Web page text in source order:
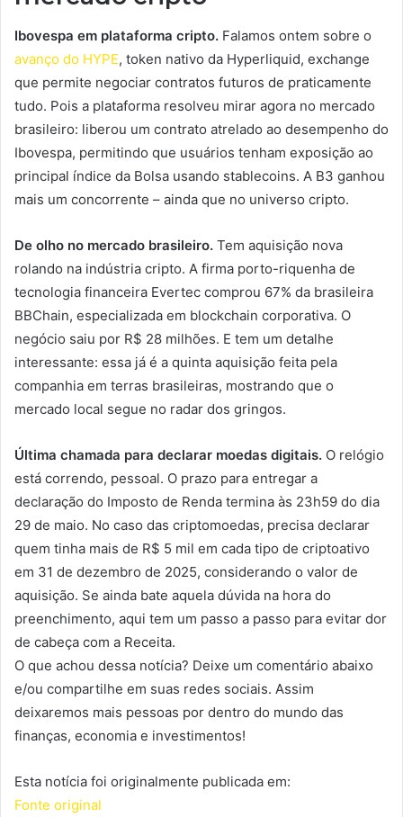
Ibovespa em plataforma cripto. Falamos ontem sobre o
avanço do HYPE, token nativo da Hyperliquid, exchange
que permite negociar contratos futuros de praticamente
tudo. Pois a plataforma resolveu mirar agora no mercado
brasileiro: liberou um contrato atrelado ao desempenho do
Ibovespa, permitindo que usuários tenham exposição ao
principal índice da Bolsa usando stablecoins. A B3 ganhou
mais um concorrente – ainda que no universo cripto.
De olho no mercado brasileiro. Tem aquisição nova
rolando na indústria cripto. A firma porto-riquenha de
tecnologia financeira Evertec comprou 67% da brasileira
BBChain, especializada em blockchain corporativa. O
negócio saiu por R$ 28 milhões. E tem um detalhe
interessante: essa já é a quinta aquisição feita pela
companhia em terras brasileiras, mostrando que o
mercado local segue no radar dos gringos.
Última chamada para declarar moedas digitais. O relógio
está correndo, pessoal. O prazo para entregar a
declaração do Imposto de Renda termina às 23h59 do dia
29 de maio. No caso das criptomoedas, precisa declarar
quem tinha mais de R$ 5 mil em cada tipo de criptoativo
em 31 de dezembro de 2025, considerando o valor de
aquisição. Se ainda bate aquela dúvida na hora do
preenchimento, aqui tem um passo a passo para evitar dor
de cabeça com a Receita.
O que achou dessa notícia? Deixe um comentário abaixo
e/ou compartilhe em suas redes sociais. Assim
deixaremos mais pessoas por dentro do mundo das
finanças, economia e investimentos!
Esta notícia foi originalmente publicada em:
Fonte original